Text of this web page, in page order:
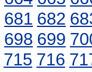
681 682
698 699
715 716